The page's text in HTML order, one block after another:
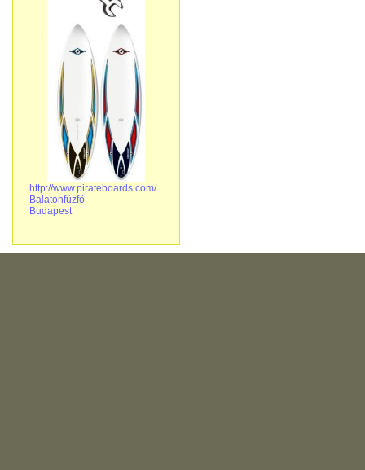
http://www.pirateboards.com/
Balatonfűzfő
Budapest